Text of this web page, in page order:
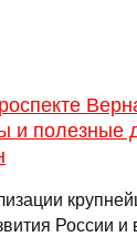
и полезные
России